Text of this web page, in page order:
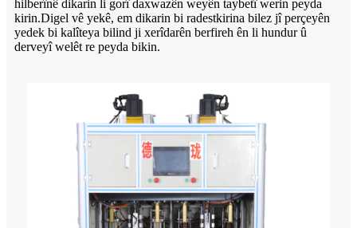
hilberînê dikarin li gorî daxwazên weyên taybetî werin peyda
kirin.Digel vê yekê, em dikarin bi radestkirina bilez jî perçeyên
yedek bi kalîteya bilind ji xerîdarên berfireh ên li hundur û
derveyî welêt re peyda bikin.